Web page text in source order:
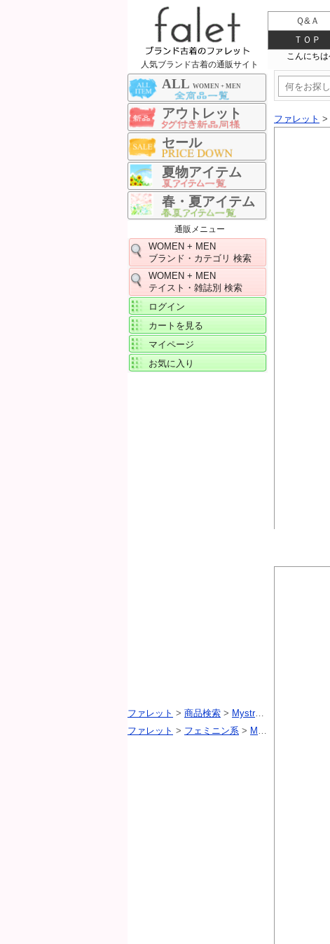
人気ブランド古着の通販サイト
ALL WOMEN + MEN
アウトレット
セール
夏物アイテム
春・夏アイテム
通販メニュー
WOMEN + MEN
ブランド・カテゴリ 検索
WOMEN + MEN
テイスト・雑誌別 検索
ログイン
カートを見る
マイページ
お気に入り
ファレット >
ファレット > 商品検索 > Mystrada（マイストラーダ）
ファレット > フェミニン系 > Mystrada（マイストラーダ）
Ｑ&Ａ
ＴＯＰ